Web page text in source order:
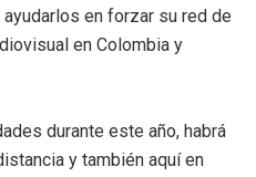
en forzar su red de
en Colombia y
durante este año, habrá
y también aquí en